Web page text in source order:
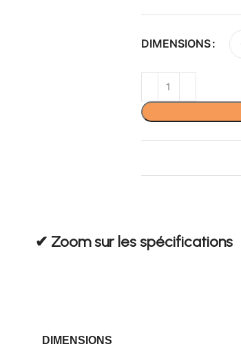
DIMENSIONS
✔︎ Zoom sur les spécifications
DIMENSIONS